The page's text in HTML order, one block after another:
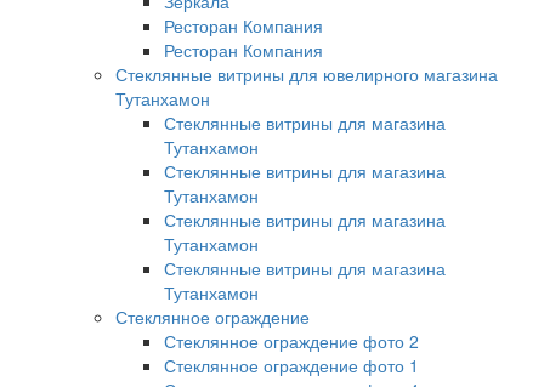
Ресторан Компания
Ресторан Компания
Стеклянные витрины для ювелирного магазина
Тутанхамон
Стеклянные витрины для магазина
Тутанхамон
Стеклянные витрины для магазина
Тутанхамон
Стеклянные витрины для магазина
Тутанхамон
Стеклянные витрины для магазина
Тутанхамон
Стеклянное ограждение
Стеклянное ограждение фото 2
Стеклянное ограждение фото 1